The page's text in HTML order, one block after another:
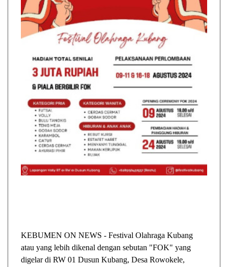
KEBUMEN ON NEWS - Festival Olahraga Kubang
atau yang lebih dikenal dengan sebutan "FOK" yang
digelar di RW 01 Dusun Kubang, Desa Rowokele,